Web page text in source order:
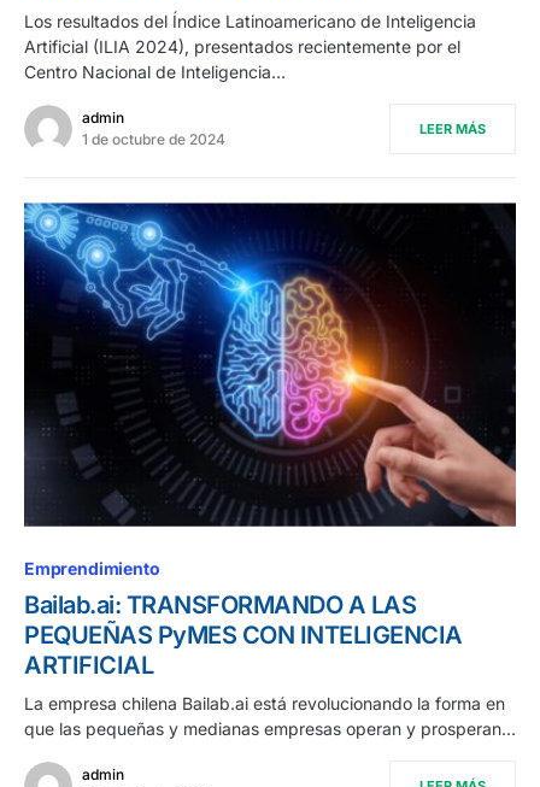
Los resultados del Índice Latinoamericano de Inteligencia
Artificial (ILIA 2024), presentados recientemente por el
Centro Nacional de Inteligencia…
admin
1 de octubre de 2024
LEER MÁS
Emprendimiento
Bailab.ai: TRANSFORMANDO A LAS
PEQUEÑAS PyMES CON INTELIGENCIA
ARTIFICIAL
La empresa chilena Bailab.ai está revolucionando la forma en
que las pequeñas y medianas empresas operan y prosperan…
admin